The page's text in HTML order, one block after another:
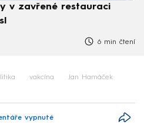
v zavřené restauraci
6 min čtení
vakcína Jan Hamáček
vypnuté